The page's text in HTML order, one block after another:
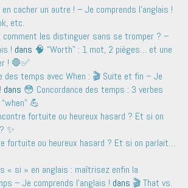
cacher un autre ! – Je comprends l'anglais !
etc.
les distinguer sans se tromper ? –
! dans 🧠 “Worth” : 1 mot, 2 pièges… et une
! 🛑✅
des temps avec When : 🎬 Suite et fin – Je
dans 😳 Concordance des temps : 3 verbes
💪
fortuite ou heureux hasard ? Et si on
✨
fortuite ou heureux hasard ? Et si on parlait…
« si » en anglais : maîtrisez enfin la
– Je comprends l'anglais ! dans 🎬 That vs.